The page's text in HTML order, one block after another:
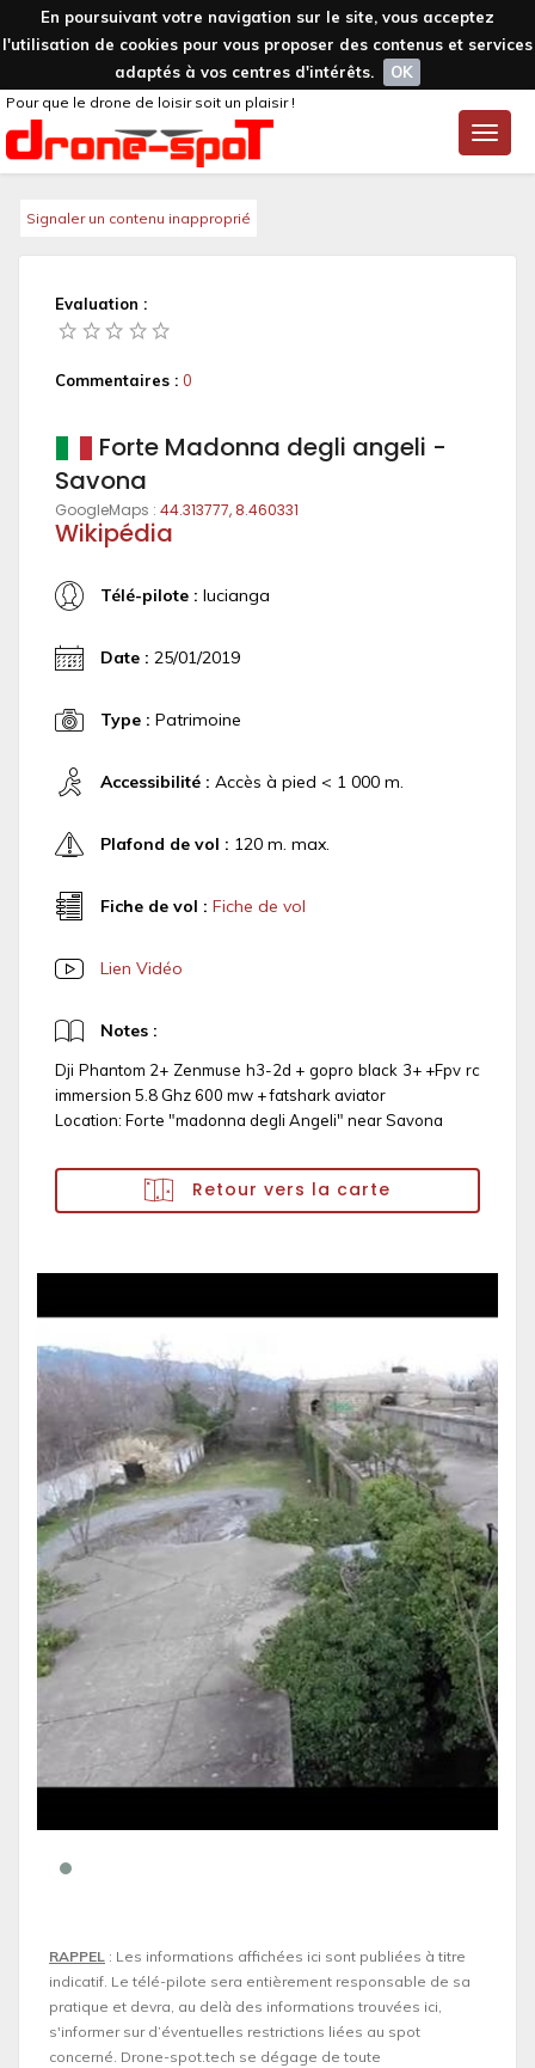
En poursuivant votre navigation sur le site, vous acceptez
l'utilisation de cookies pour vous proposer des contenus et services
adaptés à vos centres d'intérêts.
OK
Toggle
Pour que le drone de loisir soit un plaisir !
Signaler un contenu inapproprié
Evaluation :
Commentaires : 0
Forte Madonna degli angeli -
Savona
GoogleMaps : 44.313777, 8.460331
Wikipédia
Télé-pilote : lucianga
Date : 25/01/2019
Type : Patrimoine
Accessibilité : Accès à pied < 1 000 m.
Plafond de vol : 120 m. max.
Fiche de vol : Fiche de vol
Lien Vidéo
Notes :
Dji Phantom 2+ Zenmuse h3-2d + gopro black 3+ +Fpv rc
immersion 5.8 Ghz 600 mw + fatshark aviator
Location: Forte "madonna degli Angeli" near Savona
Retour vers la carte
RAPPEL : Les informations affichées ici sont publiées à titre
indicatif. Le télé-pilote sera entièrement responsable de sa
pratique et devra, au delà des informations trouvées ici,
s'informer sur d’éventuelles restrictions liées au spot
concerné. Drone-spot.tech se dégage de toute